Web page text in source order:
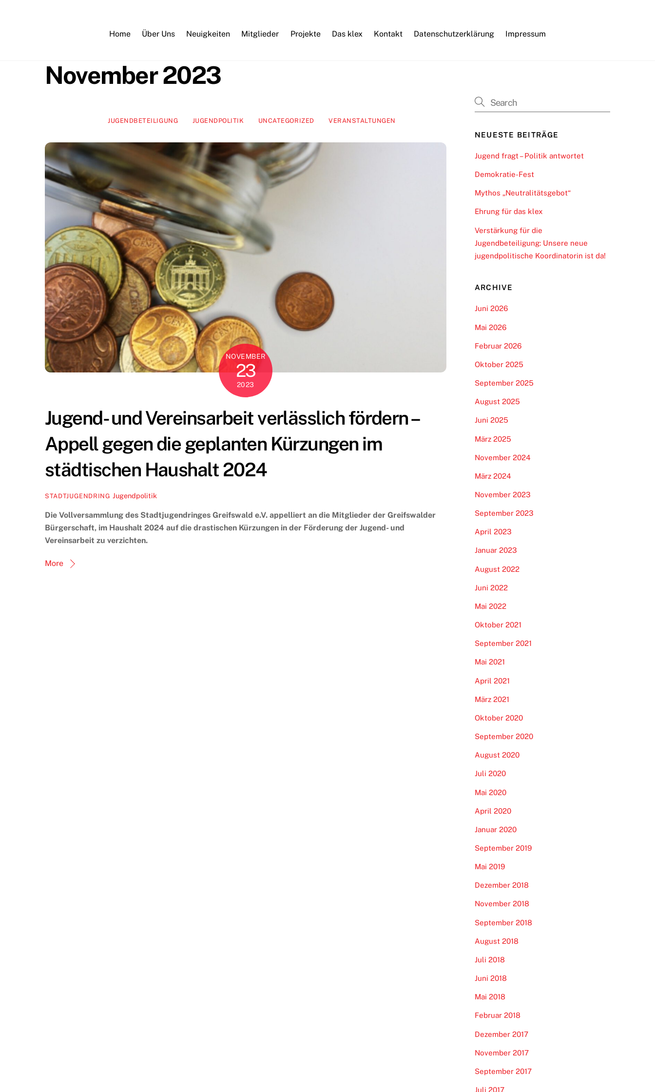
Home Über Uns Neuigkeiten Mitglieder Projekte Das klex Kontakt Datenschutzerklärung Impressum
November 2023
JUGENDBETEILIGUNG JUGENDPOLITIK UNCATEGORIZED VERANSTALTUNGEN
NOVEMBER
23
2023
Jugend- und Vereinsarbeit verlässlich fördern –
Appell gegen die geplanten Kürzungen im
städtischen Haushalt 2024
STADTJUGENDRING Jugendpolitik
Die Vollversammlung des Stadtjugendringes Greifswald e.V. appelliert an die Mitglieder der Greifswalder
Bürgerschaft, im Haushalt 2024 auf die drastischen Kürzungen in der Förderung der Jugend- und
Vereinsarbeit zu verzichten.
More
NEUESTE BEITRÄGE
Jugend fragt – Politik antwortet
Demokratie-Fest
Mythos „Neutralitätsgebot“
Ehrung für das klex
Verstärkung für die
Jugendbeteiligung: Unsere neue
jugendpolitische Koordinatorin ist da!
ARCHIVE
Juni 2026
Mai 2026
Februar 2026
Oktober 2025
September 2025
August 2025
Juni 2025
März 2025
November 2024
März 2024
November 2023
September 2023
April 2023
Januar 2023
August 2022
Juni 2022
Mai 2022
Oktober 2021
September 2021
Mai 2021
April 2021
März 2021
Oktober 2020
September 2020
August 2020
Juli 2020
Mai 2020
April 2020
Januar 2020
September 2019
Mai 2019
Dezember 2018
November 2018
September 2018
August 2018
Juli 2018
Juni 2018
Mai 2018
Februar 2018
Dezember 2017
November 2017
September 2017
Juli 2017